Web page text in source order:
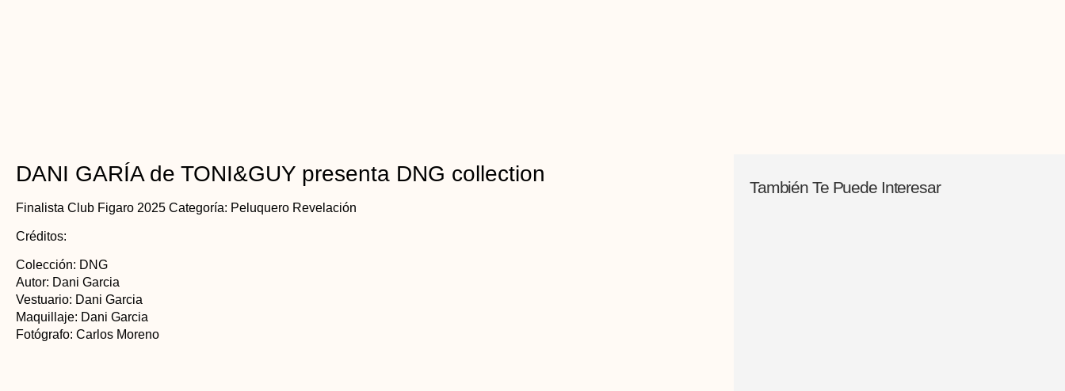
DANI GARÍA de TONI&GUY presenta DNG collection
Finalista Club Figaro 2025 Categoría: Peluquero Revelación
Créditos:
Colección: DNG
Autor: Dani Garcia
Vestuario: Dani Garcia
Maquillaje: Dani Garcia
Fotógrafo: Carlos Moreno
También Te Puede Interesar